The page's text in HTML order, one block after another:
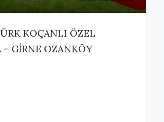
KOÇANLI ÖZEL
GİRNE OZANKÖY